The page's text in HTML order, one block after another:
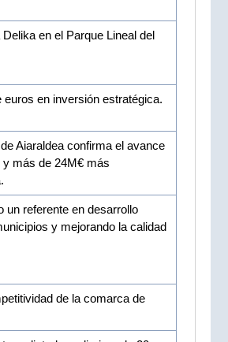
en el Parque Lineal del
en inversión estratégica.
Aiaraldea confirma el avance
más de 24M€ más
referente en desarrollo
y mejorando la calidad
de la comarca de